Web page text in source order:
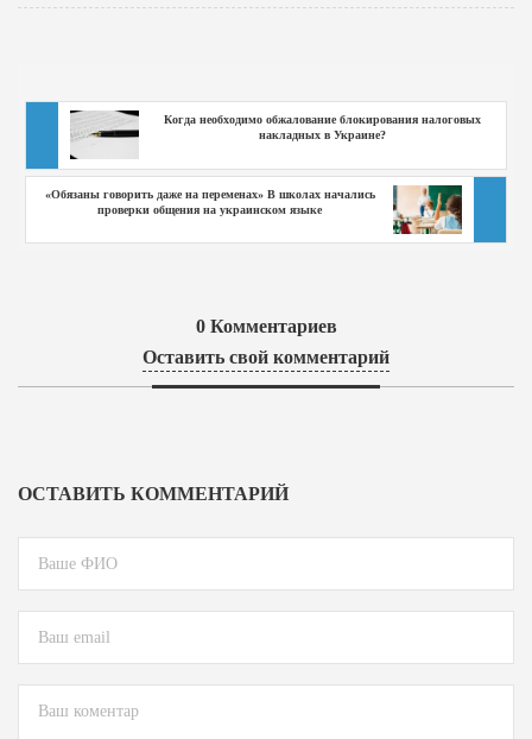
Когда необходимо обжалование блокирования налоговых
накладных в Украине?
«Обязаны говорить даже на переменах» В школах начались
проверки общения на украинском языке
0Комментариев
Оставить свой комментарий
ОСТАВИТЬ КОММЕНТАРИЙ